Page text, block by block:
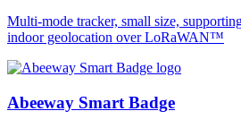
Multi-mode tracker, small size,
indoor geolocation over LoRaWAN™
Abeeway Smart Badge